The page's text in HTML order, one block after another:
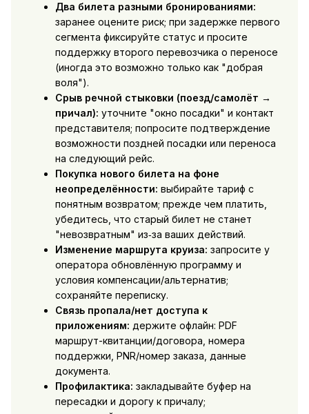
Два билета разными бронированиями:
заранее оцените риск; при задержке первого
сегмента фиксируйте статус и просите
поддержку второго перевозчика о переносе
(иногда это возможно только как "добрая
воля").
Срыв речной стыковки (поезд/самолёт →
причал): уточните "окно посадки" и контакт
представителя; попросите подтверждение
возможности поздней посадки или переноса
на следующий рейс.
Покупка нового билета на фоне
неопределённости: выбирайте тариф с
понятным возвратом; прежде чем платить,
убедитесь, что старый билет не станет
"невозвратным" из‑за ваших действий.
Изменение маршрута круиза: запросите у
оператора обновлённую программу и
условия компенсации/альтернатив;
сохраняйте переписку.
Связь пропала/нет доступа к
приложениям: держите офлайн: PDF
маршрут-квитанции/договора, номера
поддержки, PNR/номер заказа, данные
документа.
Профилактика: закладывайте буфер на
пересадки и дорогу к причалу;